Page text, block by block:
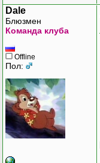
Dale
Блюзмен
Команда клуба
Offline
Пол: